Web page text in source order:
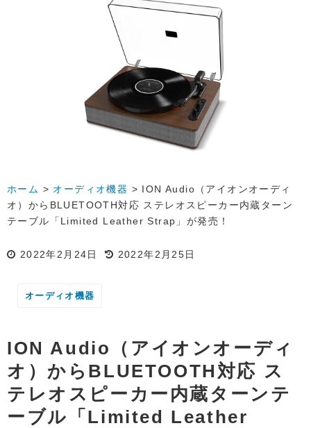
ホーム > オーディオ機器 > ION Audio（アイオンオーディ
オ）からBLUETOOTH対応 ステレオスピーカー内蔵ターン
テーブル「Limited Leather Strap」が発売！
2022年2月24日 2022年2月25日
オーディオ機器
ION Audio（アイオンオーディ
オ）からBLUETOOTH対応 ス
テレオスピーカー内蔵ターンテ
ーブル「Limited Leather